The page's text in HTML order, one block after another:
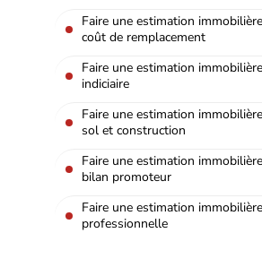
Faire une estimation
coût de remplacement
Faire une estimation
indiciaire
Faire une estimation
sol et construction
Faire une estimation
bilan promoteur
Faire une estimation
professionnelle